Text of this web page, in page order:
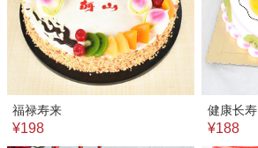
福禄寿来
¥198
健康长寿
¥188